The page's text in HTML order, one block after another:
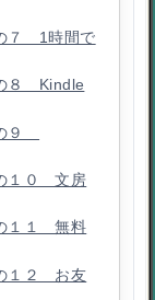
７ 1時間で
８ Kindle
９
１０ 文房
１１ 無料
１２ お友